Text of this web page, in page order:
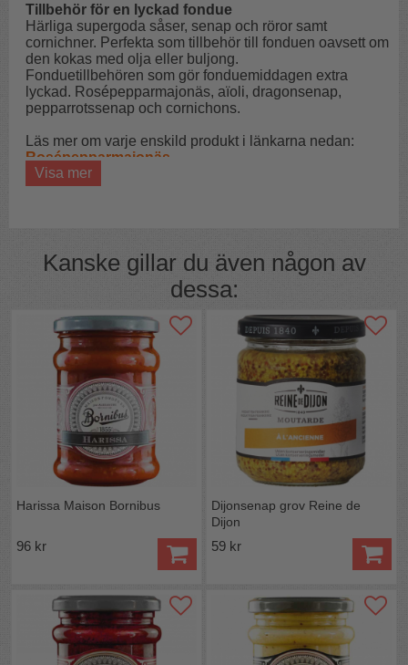
Tillbehör för en lyckad fondue
Härliga supergoda såser, senap och röror samt
cornichner. Perfekta som tillbehör till fonduen oavsett om
den kokas med olja eller buljong.
Fonduetillbehören som gör fonduemiddagen extra
lyckad. Rosépepparmajonäs, aïoli, dragonsenap,
pepparrotssenap och cornichons.
Läs mer om varje enskild produkt i länkarna nedan:
Rosépepparmajonäs
Aïoli
Pepparrotssenap
Visa mer
Kanske gillar du även någon av
dessa:
Harissa Maison Bornibus
96 kr
Dijonsenap grov Reine de
Dijon
59 kr